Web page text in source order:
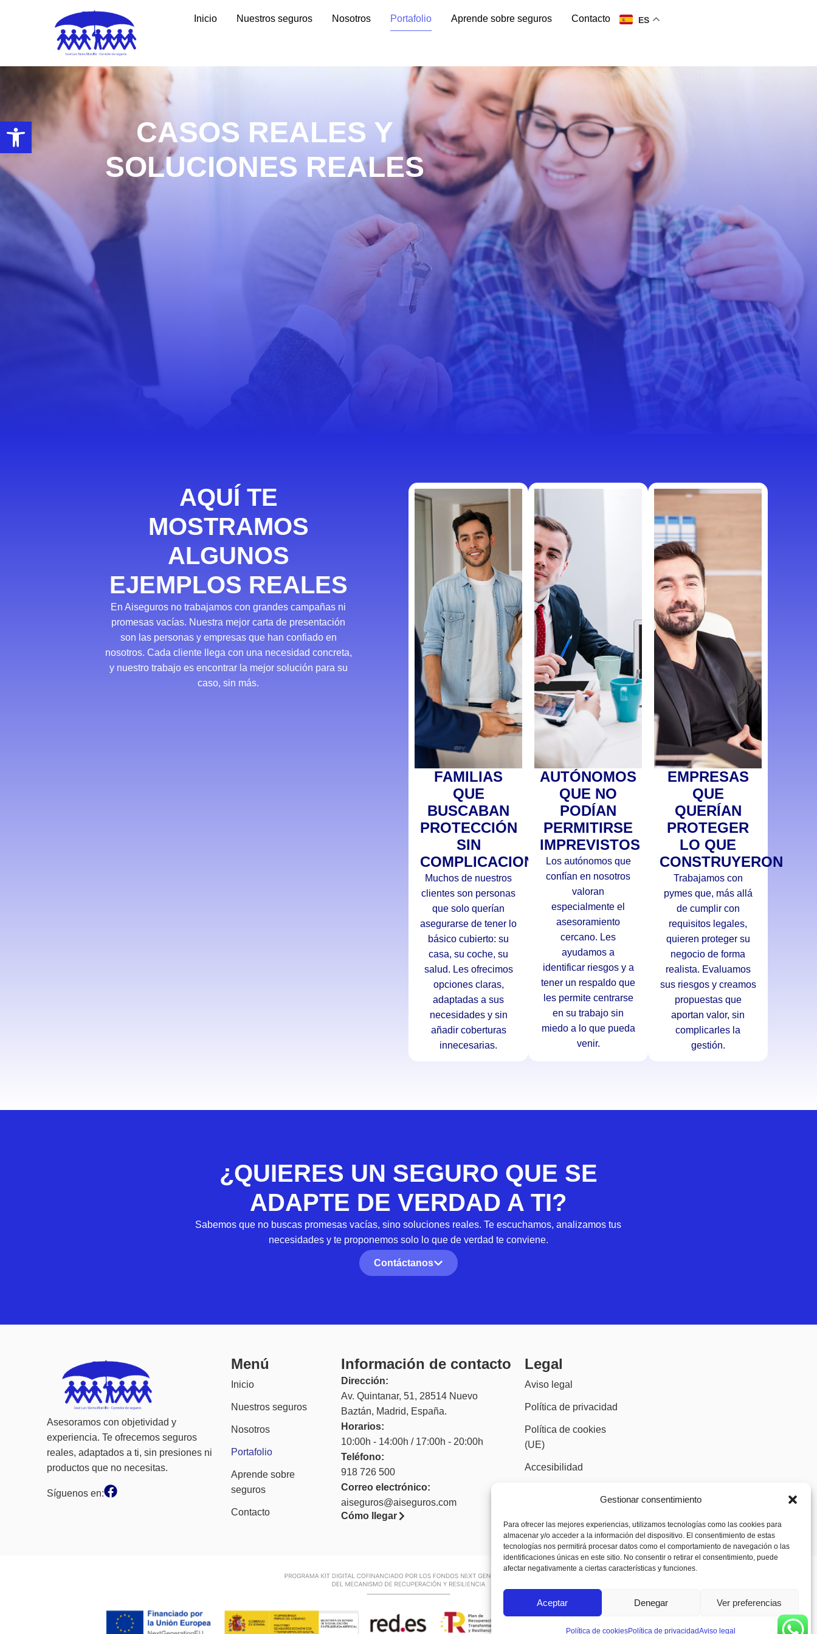
Abrir barra de herramientas
Gestionar consentimiento
Para ofrecer las mejores experiencias, utilizamos tecnologías como las cookies para
almacenar y/o acceder a la información del dispositivo. El consentimiento de estas
tecnologías nos permitirá procesar datos como el comportamiento de navegación o las
identificaciones únicas en este sitio. No consentir o retirar el consentimiento, puede
afectar negativamente a ciertas características y funciones.
Aceptar Denegar Ver preferencias
Política de cookiesPolítica de privacidadAviso legal
Inicio Nuestros seguros Nosotros Portafolio Aprende sobre seguros Contacto ES
CASOS REALES Y
SOLUCIONES REALES
AQUÍ TE
MOSTRAMOS
ALGUNOS
EJEMPLOS REALES
En Aiseguros no trabajamos con grandes campañas ni
promesas vacías. Nuestra mejor carta de presentación
son las personas y empresas que han confiado en
nosotros. Cada cliente llega con una necesidad concreta,
y nuestro trabajo es encontrar la mejor solución para su
caso, sin más.
FAMILIAS
QUE
BUSCABAN
PROTECCIÓN
SIN
COMPLICACIONES
Muchos de nuestros
clientes son personas
que solo querían
asegurarse de tener lo
básico cubierto: su
casa, su coche, su
salud. Les ofrecimos
opciones claras,
adaptadas a sus
necesidades y sin
añadir coberturas
innecesarias.
AUTÓNOMOS
QUE NO
PODÍAN
PERMITIRSE
IMPREVISTOS
Los autónomos que
confían en nosotros
valoran
especialmente el
asesoramiento
cercano. Les
ayudamos a
identificar riesgos y a
tener un respaldo que
les permite centrarse
en su trabajo sin
miedo a lo que pueda
venir.
EMPRESAS
QUE
QUERÍAN
PROTEGER
LO QUE
CONSTRUYERON
Trabajamos con
pymes que, más allá
de cumplir con
requisitos legales,
quieren proteger su
negocio de forma
realista. Evaluamos
sus riesgos y creamos
propuestas que
aportan valor, sin
complicarles la
gestión.
¿QUIERES UN SEGURO QUE SE
ADAPTE DE VERDAD A TI?
Sabemos que no buscas promesas vacías, sino soluciones reales. Te escuchamos, analizamos tus
necesidades y te proponemos solo lo que de verdad te conviene.
Contáctanos
Asesoramos con objetividad y
experiencia. Te ofrecemos seguros
reales, adaptados a ti, sin presiones ni
productos que no necesitas.
Síguenos en:
Menú
Inicio
Nuestros seguros
Nosotros
Portafolio
Aprende sobre
seguros
Contacto
Información de contacto
Dirección:
Av. Quintanar, 51, 28514 Nuevo
Baztán, Madrid, España.
Horarios:
10:00h - 14:00h / 17:00h - 20:00h
Teléfono:
918 726 500
Correo electrónico:
aiseguros@aiseguros.com
Cómo llegar
Legal
Aviso legal
Política de privacidad
Política de cookies
(UE)
Accesibilidad